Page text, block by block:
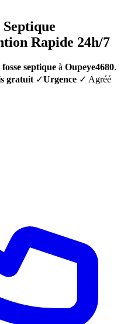
Septique
Rapide 24h/7
septique à Oupeye4680.
gratuit ✓Urgence ✓ Agréé